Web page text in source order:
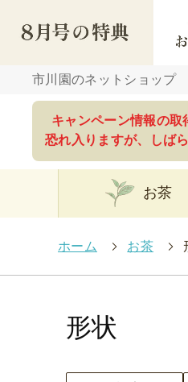
市川園のネットショップ
キャンペーン情報の取
恐れ入りますが、しば
お茶
ホーム > お茶 >
形状